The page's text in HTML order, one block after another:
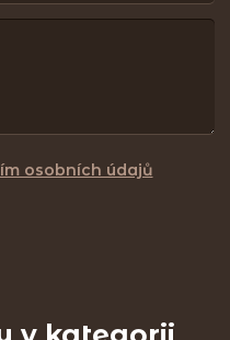
osobních údajů